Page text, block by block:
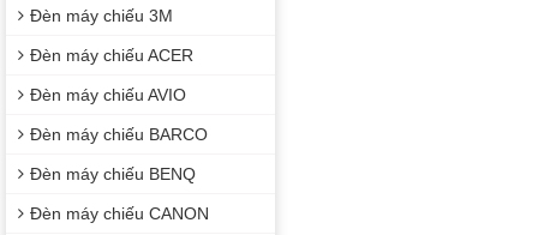
Đèn máy chiếu 3M
Đèn máy chiếu ACER
Đèn máy chiếu AVIO
Đèn máy chiếu BARCO
Đèn máy chiếu BENQ
Đèn máy chiếu CANON